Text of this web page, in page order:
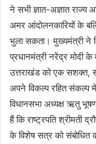
ने सभी ज्ञात-अज्ञात राज्य
अमर आंदोलनकारियों के
भुला सकता। मुख्यमंत्री ने
प्रधानमंत्री नरेंद्र मोदी
उत्तराखंड को एक सशक्त,
अपने विकल्प रहित संकल्प
विधानसभा अध्यक्ष ऋतु
हैं कि राष्ट्रपति श्रीमती
के विशेष सत्र को संबोधित